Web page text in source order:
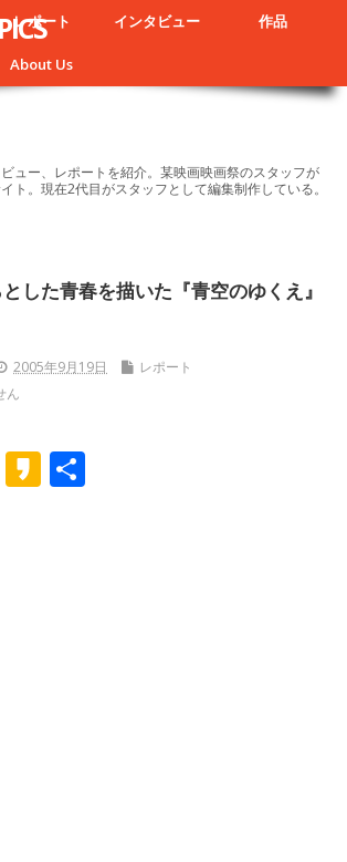
レポート インタビュー 作品
About Us
ュー、レポートを紹介。某映画映画祭のスタッフが
ト。現在2代目がスタッフとして編集制作している。
した青春を描いた『青空のゆくえ』
2005年9月19日
レポート
ん
Li K